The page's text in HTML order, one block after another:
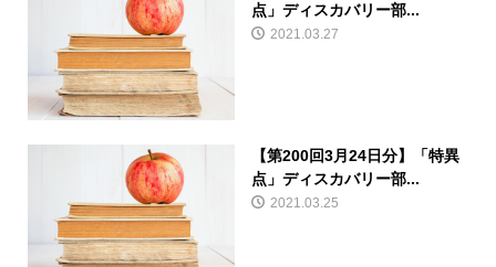
点」ディスカバリー部...
2021.03.27
【第200回3月24日分】「特異
点」ディスカバリー部...
2021.03.25